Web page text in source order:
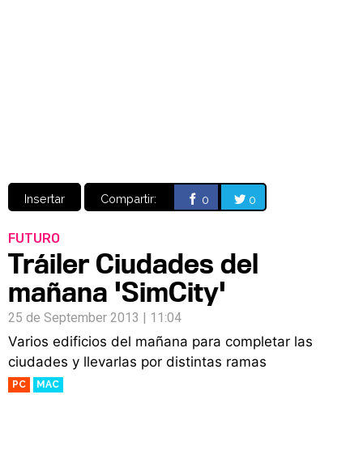
Insertar Compartir: 0 0
FUTURO
Tráiler Ciudades del
mañana 'SimCity'
25 de September 2013 | 11:04
Varios edificios del mañana para completar las
ciudades y llevarlas por distintas ramas
PC MAC